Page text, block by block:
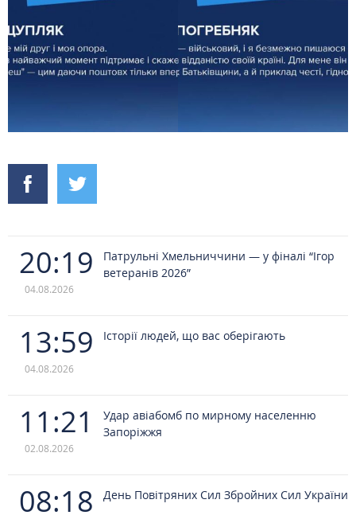
20:19
04.08.2026
Патрульні Хмельниччини — у фіналі “Ігор
ветеранів 2026”
13:59
04.08.2026
Історії людей, що вас оберігають
11:21
02.08.2026
Удар авіабомб по мирному населенню
Запоріжжя
08:18 День Повітряних Сил Збройних Сил України